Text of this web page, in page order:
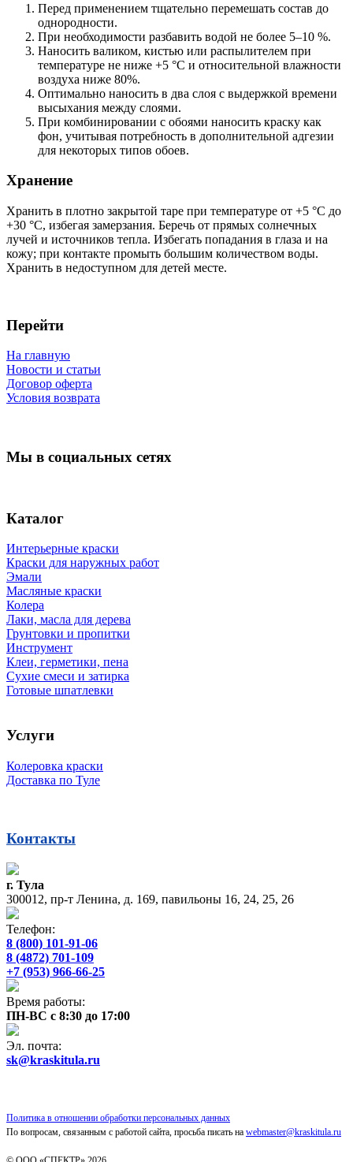
Перед применением тщательно перемешать состав до
однородности.
При необходимости разбавить водой не более 5–10 %.
Наносить валиком, кистью или распылителем при
температуре не ниже +5 °C и относительной влажности
воздуха ниже 80%.
Оптимально наносить в два слоя с выдержкой времени
высыхания между слоями.
При комбинировании с обоями наносить краску как
фон, учитывая потребность в дополнительной адгезии
для некоторых типов обоев.
Хранение
Хранить в плотно закрытой таре при температуре от +5 °C до
+30 °C, избегая замерзания. Беречь от прямых солнечных
лучей и источников тепла. Избегать попадания в глаза и на
кожу; при контакте промыть большим количеством воды.
Хранить в недоступном для детей месте.
Перейти
На главную
Новости и статьи
Договор оферта
Условия возврата
Мы в социальных сетях
Каталог
Интерьерные краски
Краски для наружных работ
Эмали
Масляные краски
Колера
Лаки, масла для дерева
Грунтовки и пропитки
Инструмент
Клеи, герметики, пена
Сухие смеси и затирка
Готовые шпатлевки
Услуги
Колеровка краски
Доставка по Туле
Контакты
г. Тула
300012, пр-т Ленина, д. 169, павильоны 16, 24, 25, 26
Телефон:
8 (800) 101-91-06
8 (4872) 701-109
+7 (953) 966-66-25
Время работы:
ПН-ВС с 8:30 до 17:00
Эл. почта:
sk@kraskitula.ru
Политика в отношении обработки персональных данных
По вопросам, связанным с работой сайта, просьба писать на webmaster@kraskitula.ru